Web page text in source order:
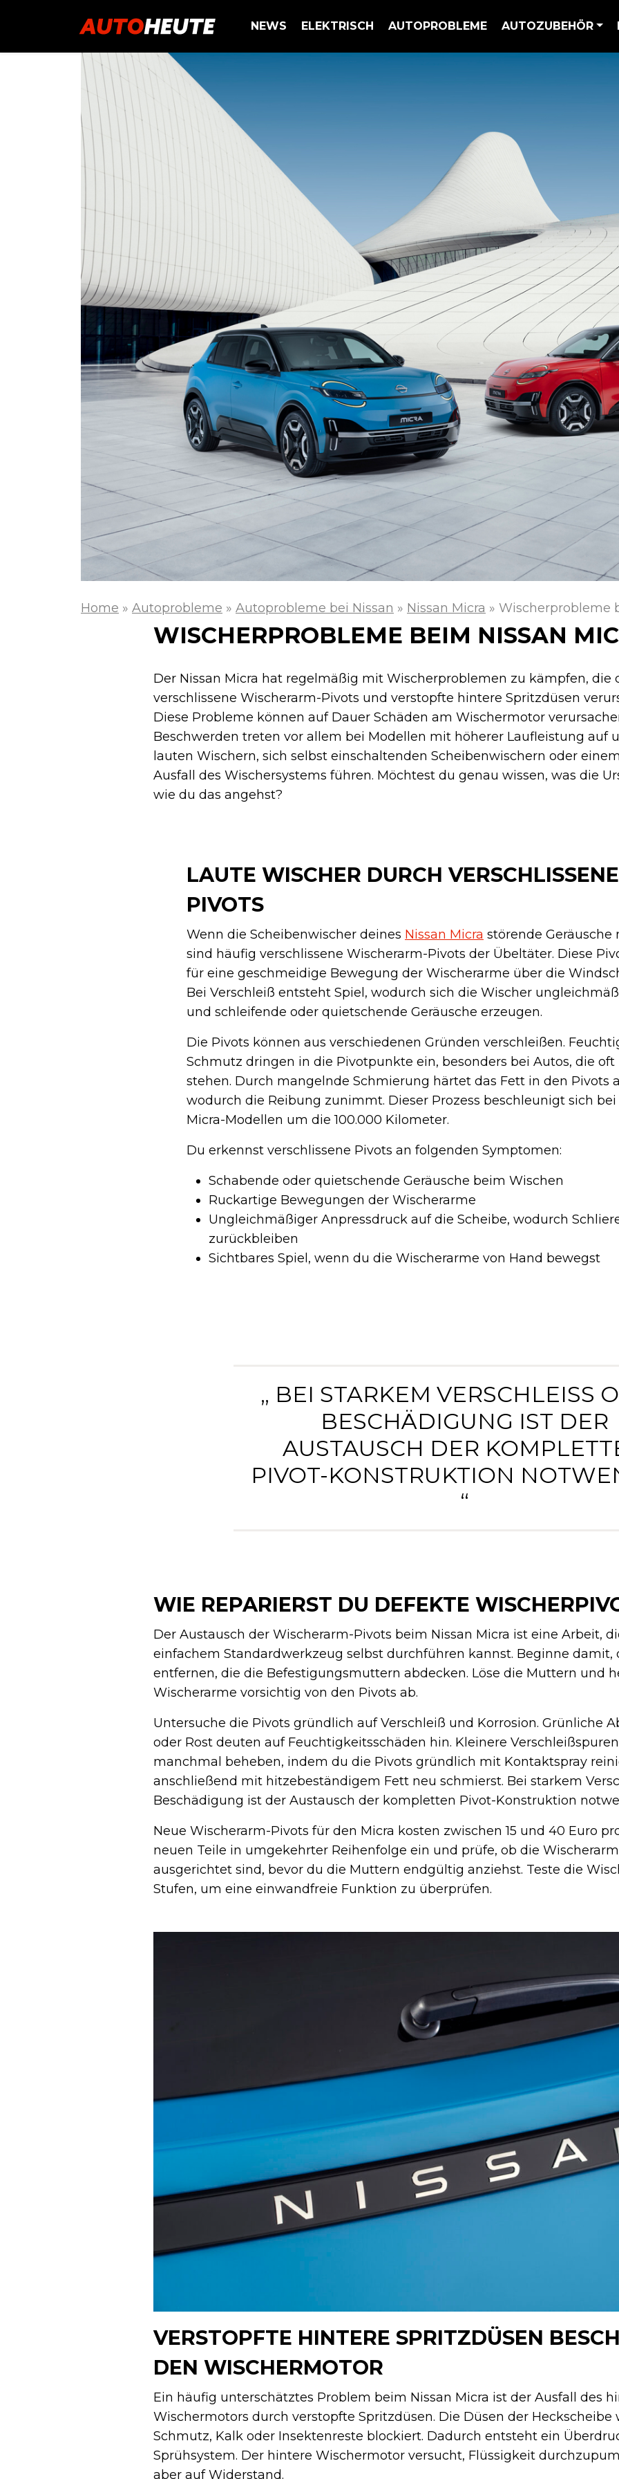
NEWS ELEKTRISCH AUTOPROBLEME AUTOZUBEHÖR
Home » Autoprobleme » Autoprobleme bei Nissan » Nissan Micra » Wischerprobleme
WISCHERPROBLEME BEIM NISSAN
Der Nissan Micra hat regelmäßig mit Wischerproblemen zu kämpfen, die
verschlissene Wischerarm-Pivots und verstopfte hintere Spritzdüsen
Diese Probleme können auf Dauer Schäden am Wischermotor
Beschwerden treten vor allem bei Modellen mit höherer Laufleistung auf
lauten Wischern, sich selbst einschaltenden Scheibenwischern oder
Ausfall des Wischersystems führen. Möchtest du genau wissen, was die
wie du das angehst?
LAUTE WISCHER DURCH VERSCHLISSENE
PIVOTS
Wenn die Scheibenwischer deines Nissan Micra störende Geräusche
sind häufig verschlissene Wischerarm-Pivots der Übeltäter. Diese
für eine geschmeidige Bewegung der Wischerarme über die
Bei Verschleiß entsteht Spiel, wodurch sich die Wischer
und schleifende oder quietschende Geräusche erzeugen.
Die Pivots können aus verschiedenen Gründen verschleißen.
Schmutz dringen in die Pivotpunkte ein, besonders bei Autos, die oft
stehen. Durch mangelnde Schmierung härtet das Fett in den Pivots
wodurch die Reibung zunimmt. Dieser Prozess beschleunigt sich bei
Micra-Modellen um die 100.000 Kilometer.
Du erkennst verschlissene Pivots an folgenden Symptomen:
Schabende oder quietschende Geräusche beim Wischen
Ruckartige Bewegungen der Wischerarme
Ungleichmäßiger Anpressdruck auf die Scheibe, wodurch
zurückbleiben
Sichtbares Spiel, wenn du die Wischerarme von Hand bewegst
„ BEI STARKEM VERSCHLEISS
ESCHÄDIGUNG IST DER A
USTAUSCH DER
IVOT-KONSTRUKTION
WIE REPARIERST DU DEFEKTE
Der Austausch der Wischerarm-Pivots beim Nissan Micra ist eine Arbeit,
einfachem Standardwerkzeug selbst durchführen kannst. Beginne damit,
entfernen, die die Befestigungsmuttern abdecken. Löse die Muttern und
Wischerarme vorsichtig von den Pivots ab.
Untersuche die Pivots gründlich auf Verschleiß und Korrosion. Grünliche
oder Rost deuten auf Feuchtigkeitsschäden hin. Kleinere
manchmal beheben, indem du die Pivots gründlich mit Kontaktspray
anschließend mit hitzebeständigem Fett neu schmierst. Bei starkem
Beschädigung ist der Austausch der kompletten Pivot-Konstruktion
Neue Wischerarm-Pivots für den Micra kosten zwischen 15 und 40 Euro
neuen Teile in umgekehrter Reihenfolge ein und prüfe, ob die
ausgerichtet sind, bevor du die Muttern endgültig anziehst. Teste die
Stufen, um eine einwandfreie Funktion zu überprüfen.
VERSTOPFTE HINTERE SPRITZDÜSEN
DEN WISCHERMOTOR
Ein häufig unterschätztes Problem beim Nissan Micra ist der Ausfall des
Wischermotors durch verstopfte Spritzdüsen. Die Düsen der Heckscheibe
Schmutz, Kalk oder Insektenreste blockiert. Dadurch entsteht ein
Sprühsystem. Der hintere Wischermotor versucht, Flüssigkeit
aber auf Widerstand.